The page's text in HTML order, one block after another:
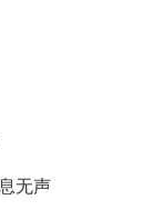
无声